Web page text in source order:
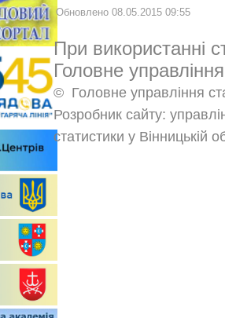
Обновлено 08.05.2015 09:55
При використанні
Головне
© Головне управління
Розробник сайту:
статистики у Вінницькій